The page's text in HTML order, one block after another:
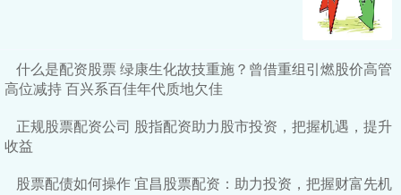
什么是配资股票 绿康生化故技重施？曾借重组引燃股价高管
高位减持 百兴系百佳年代质地欠佳
正规股票配资公司 股指配资助力股市投资，把握机遇，提升
收益
股票配债如何操作 宜昌股票配资：助力投资，把握财富先机